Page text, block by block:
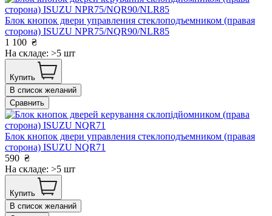
Блок кнопок двери управления стеклоподъемником (правая
сторона) ISUZU NPR75/NQR90/NLR85
1 100 ₴
На складе: >5 шт
Купить
В список желаний
Сравнить
Блок кнопок двери управления стеклоподъемником (правая
сторона) ISUZU NQR71
590 ₴
На складе: >5 шт
Купить
В список желаний